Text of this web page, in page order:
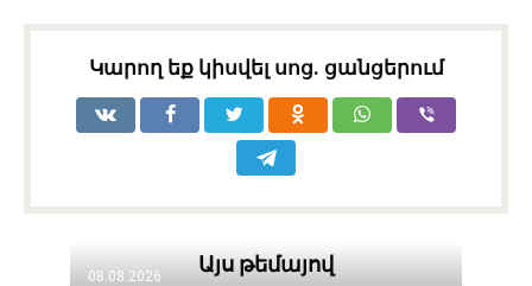
Կարող եք կիսվել սոց․ ցանցերում
Այս թեմայով
08.08.2026